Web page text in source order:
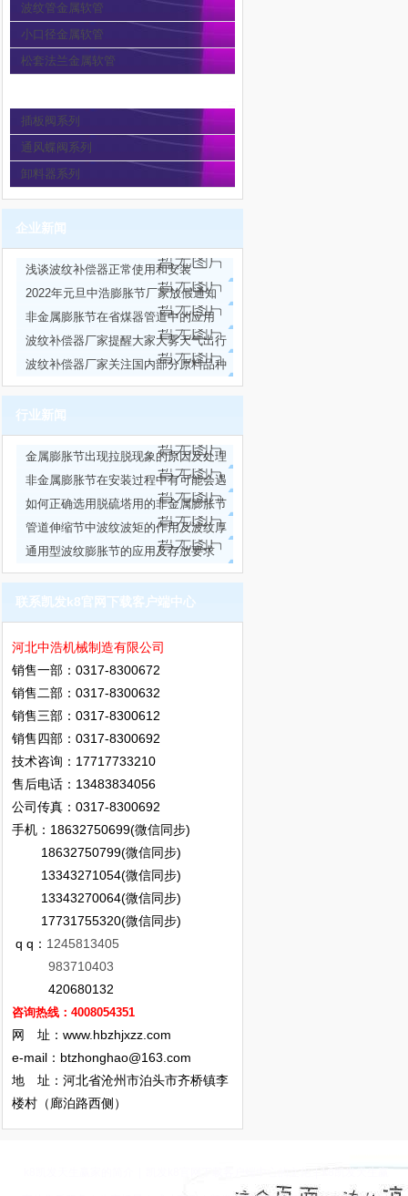
波纹管金属软管
小口径金属软管
松套法兰金属软管
插板阀系列
通风蝶阀系列
卸料器系列
企业新闻
浅谈波纹补偿器正常使用和安装
2022年元旦中浩膨胀节厂家放假通知
非金属膨胀节在省煤器管道中的应用
波纹补偿器厂家提醒大家大雾天气出行
注意安全
波纹补偿器厂家关注国内部分原料品种
价格走势
行业新闻
金属膨胀节出现拉脱现象的原因及处理
方法
非金属膨胀节在安装过程中有可能会遇
到的问题
如何正确选用脱硫塔用的非金属膨胀节
管道伸缩节中波纹波矩的作用及波纹厚
度的选择
通用型波纹膨胀节的应用及存放要求
联系凯发k8官网下载客户端中心
河北中浩机械制造有限公司
销售一部：0317-8300672
销售二部：0317-8300632
销售三部：0317-8300612
销售四部：0317-8300692
技术咨询：17717733210
售后电话：13483834056
公司传真：0317-8300692
手机：18632750699(微信同步)
18632750799(微信同步)
13343271054(微信同步)
13343270064(微信同步)
17731755320(微信同步)
q q： 1245813405
983710403
420680132
咨询热线：4008054351
网 址：www.hbzhjxzz.com
e-mail： btzhonghao@163.com
地 址：河北省沧州市泊头市齐桥镇李
楼村（廊泊路西侧）
k8凯发天生赢